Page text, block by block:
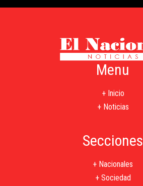
Menu
+ Inicio
+ Noticias
Secciones
+ Nacionales
+ Sociedad